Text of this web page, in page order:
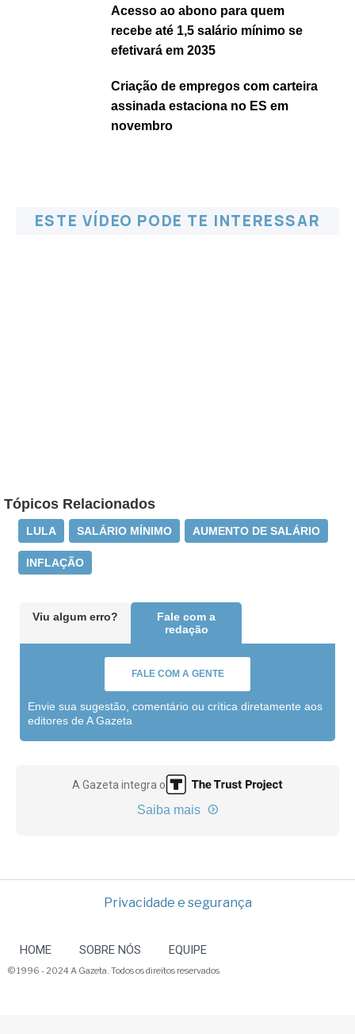
Acesso ao abono para quem
recebe até 1,5 salário mínimo se
efetivará em 2035
Criação de empregos com carteira
assinada estaciona no ES em
novembro
ESTE VÍDEO PODE TE INTERESSAR
Tópicos Relacionados
LULA SALÁRIO MÍNIMO AUMENTO DE SALÁRIO
INFLAÇÃO
Viu algum erro?
Fale com a
redação
FALE COM A GENTE
Envie sua sugestão, comentário ou crítica diretamente aos
editores de A Gazeta
A Gazeta integra o
Saiba mais
Privacidade e segurança
HOME SOBRE NÓS EQUIPE
© 1996 - 2024 A Gazeta. Todos os direitos reservados